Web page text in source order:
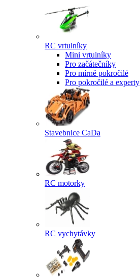
RC vrtulníky
Mini vrtulníky
Pro začátečníky
Pro mírně pokročilé
Pro pokročilé a experty
Stavebnice CaDa
RC motorky
RC vychytávky